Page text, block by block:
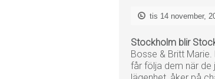
tis 14 november,
Stockholm blir
Bosse & Britt
får följa dem när de